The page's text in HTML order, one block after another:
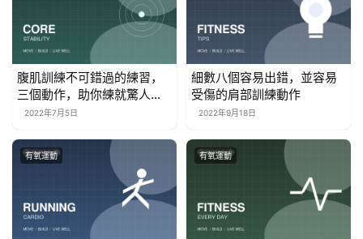
腹肌訓練不可錯過的練習，
三個動作，助你練就驚人腹
肌2022年7月5日
細數八個容易出錯，並容易
受傷的肩部訓練動作
2022年9月18日
有氧運動 有氧運動